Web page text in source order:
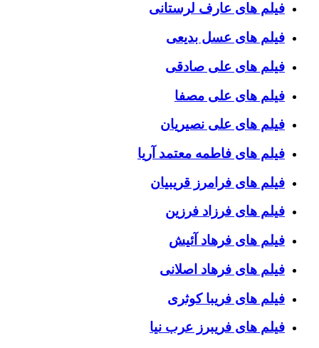
فیلم های عارف لرستانی
فیلم های عسل بدیعی
فیلم های علی صادقی
فیلم های علی مصفا
فیلم های علی نصیریان
فیلم های فاطمه معتمد آریا
فیلم های فرامرز قریبیان
فیلم های فرزاد فرزین
فیلم های فرهاد آئیش
فیلم های فرهاد اصلانی
فیلم های فریبا کوثری
فیلم های فریبرز عرب نیا